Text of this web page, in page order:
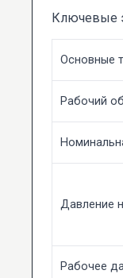
Ключевые
Основные
Рабочий
Давление
Рабочее